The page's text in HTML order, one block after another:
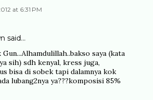
at 6:31 PM
said…
Gun...Alhamdulillah..bakso saya (kata
sih) sdh kenyal, kress juga,
bisa di sobek tapi dalamnya kok
lubang2nya ya???komposisi 85%